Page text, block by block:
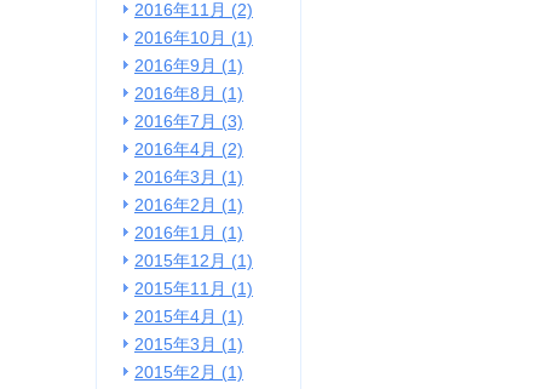
2016年11月 (2)
2016年10月 (1)
2016年9月 (1)
2016年8月 (1)
2016年7月 (3)
2016年4月 (2)
2016年3月 (1)
2016年2月 (1)
2016年1月 (1)
2015年12月 (1)
2015年11月 (1)
2015年4月 (1)
2015年3月 (1)
2015年2月 (1)